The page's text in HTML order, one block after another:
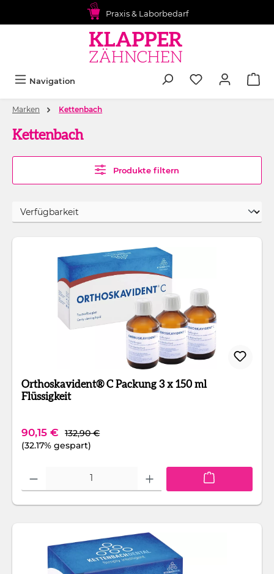
Praxis & Laborbedarf
Navigation
Marken Kettenbach
Kettenbach
Produkte filtern
Orthoskavident® C Packung 3 x 150 ml
Flüssigkeit
Verkaufspreis:
90,15 € Regulärer Preis:
132,90 €
(32.17% gespart)
Produkt Anzahl: Gib den gewünschten Wert ein oder benutze die